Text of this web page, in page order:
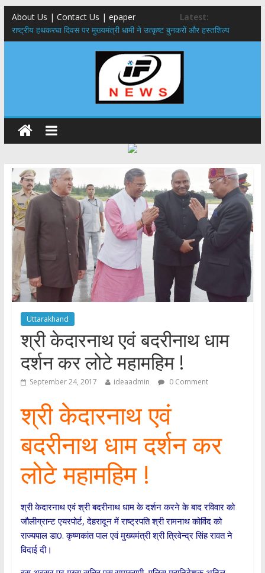
About Us | Contact Us | epaper
Latest:
राष्ट्रीय हथकरघा दिवस पर मुख्यमंत्री धामी ने उत्कृष्ट बुनकरों और हस्तशिल्प
कारीगरों को किया सम्मानित
मुख्यमंत्री ने उत्तराखण्ड क्षत्रिय कल्याण समिति की वेबसाइट एवं क्षत्रिय जागरण
मुख्यमंत्री ने हर घर तिरंगा यात्रा कार्यक्रम में किया प्रतिभाग,मुख्यमंत्री ने
प्रदेशवासियों से स्वतंत्रता दिवस पर अपने घरों में तिरंगा फहराने का किया आवाह्न
नंदा की चौकी पुल हादसा: PWD के EE, AE और JE निलंबित, सीएम धामी के निर्देश
पर सख्त कार्रवाई
मुख्यमंत्री ने 9 लाख 87 हजार17 पेंशन लाभार्थियों को कुल 146 करोड़ 32 लाख
की पेंशन राशि का किया भुगतान
Uttarakhand
श्री केदारनाथ एवं बदरीनाथ धाम
दर्शन कर लोटे महामहिम !
September 24, 2017 ideaadmin 0 Comment
श्री केदारनाथ एवं
बदरीनाथ धाम दर्शन कर
लोटे महामहिम !
श्री केदारनाथ एवं श्री बदरीनाथ धाम के दर्शन करने के बाद रविवार को
जौलीग्रान्ट एयरपोर्ट, देहरादून में राष्ट्रपति श्री रामनाथ कोविंद को
राज्यपाल डा0. कृष्णकांत पाल एवं मुख्यमंत्री श्री त्रिवेन्द्र सिंह रावत ने
विदाई दी।